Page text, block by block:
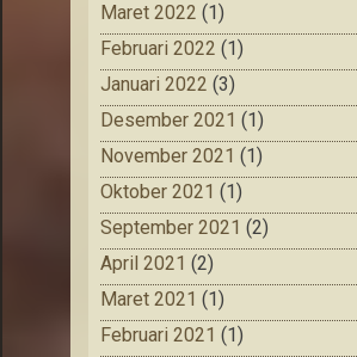
Maret 2022 (1)
Februari 2022 (1)
Januari 2022 (3)
Desember 2021 (1)
November 2021 (1)
Oktober 2021 (1)
September 2021 (2)
April 2021 (2)
Maret 2021 (1)
Februari 2021 (1)